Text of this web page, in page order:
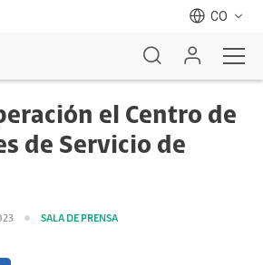
CO
el Centro de
de Servicio de
SALA DE PRENSA